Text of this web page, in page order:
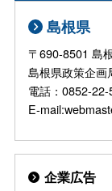
島根県
〒690-8501 島
島根県政策企画
電話：0852-
E-
企業広告